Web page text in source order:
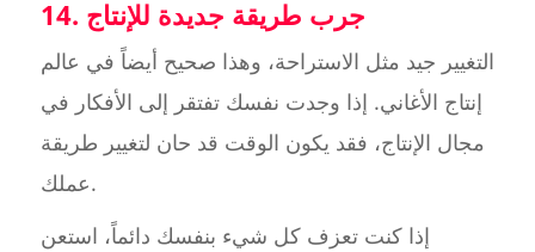
14. جرب طريقة جديدة للإنتاج
التغيير جيد مثل الاستراحة، وهذا صحيح أيضاً في عالم
إنتاج الأغاني. إذا وجدت نفسك تفتقر إلى الأفكار في
مجال الإنتاج، فقد يكون الوقت قد حان لتغيير طريقة
عملك.
إذا كنت تعزف كل شيء بنفسك دائماً، استعن